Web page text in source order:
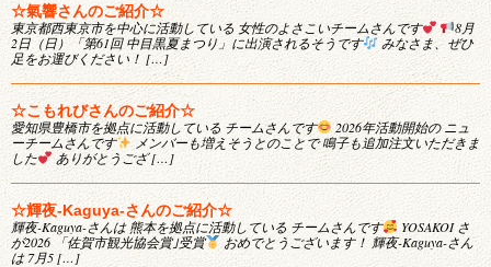
☆氣響さんのご紹介☆
東京都西東京市を中心に活動している 女性のよさこいチームさんです
8月
2日（日）「第61回 中目黒夏まつり」に出演されるそうです
みなさま、ぜひ
足をお運びください！ […]
☆こもれびさんのご紹介☆
愛知県豊橋市を拠点に活動している チームさんです
2026年活動開始の ニュ
ーチームさんです
メンバーも増えそうとのことで 鳴子も追加注文いただきま
した
ありがとうござ […]
☆輝夜-Kaguya-さんのご紹介☆
輝夜-Kaguya-さんは 熊本を拠点に活動している チームさんです
YOSAKOI さ
が2026 「佐賀市観光協会賞｣受賞
おめでとうございます！ 輝夜-Kaguya-さん
は 7月5 […]